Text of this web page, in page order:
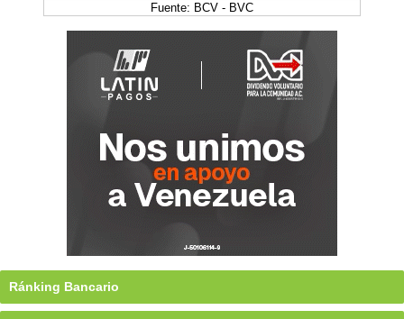
Fuente: BCV - BVC
Ránking Bancario